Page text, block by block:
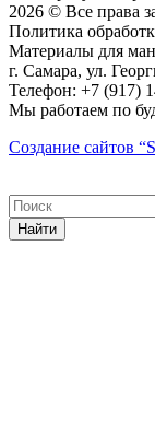
2026 © Все права
Политика
Материалы для
г. Самара, ул.
Телефон: +7 (917)
Мы работаем по
Создание сайтов
Найти